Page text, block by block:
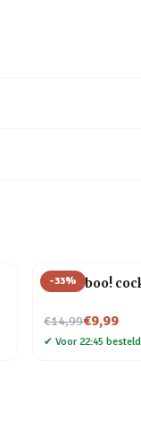
-33%
Pick a boo!
€14,99
Nu voor€9,99
✔ Voor 22:45